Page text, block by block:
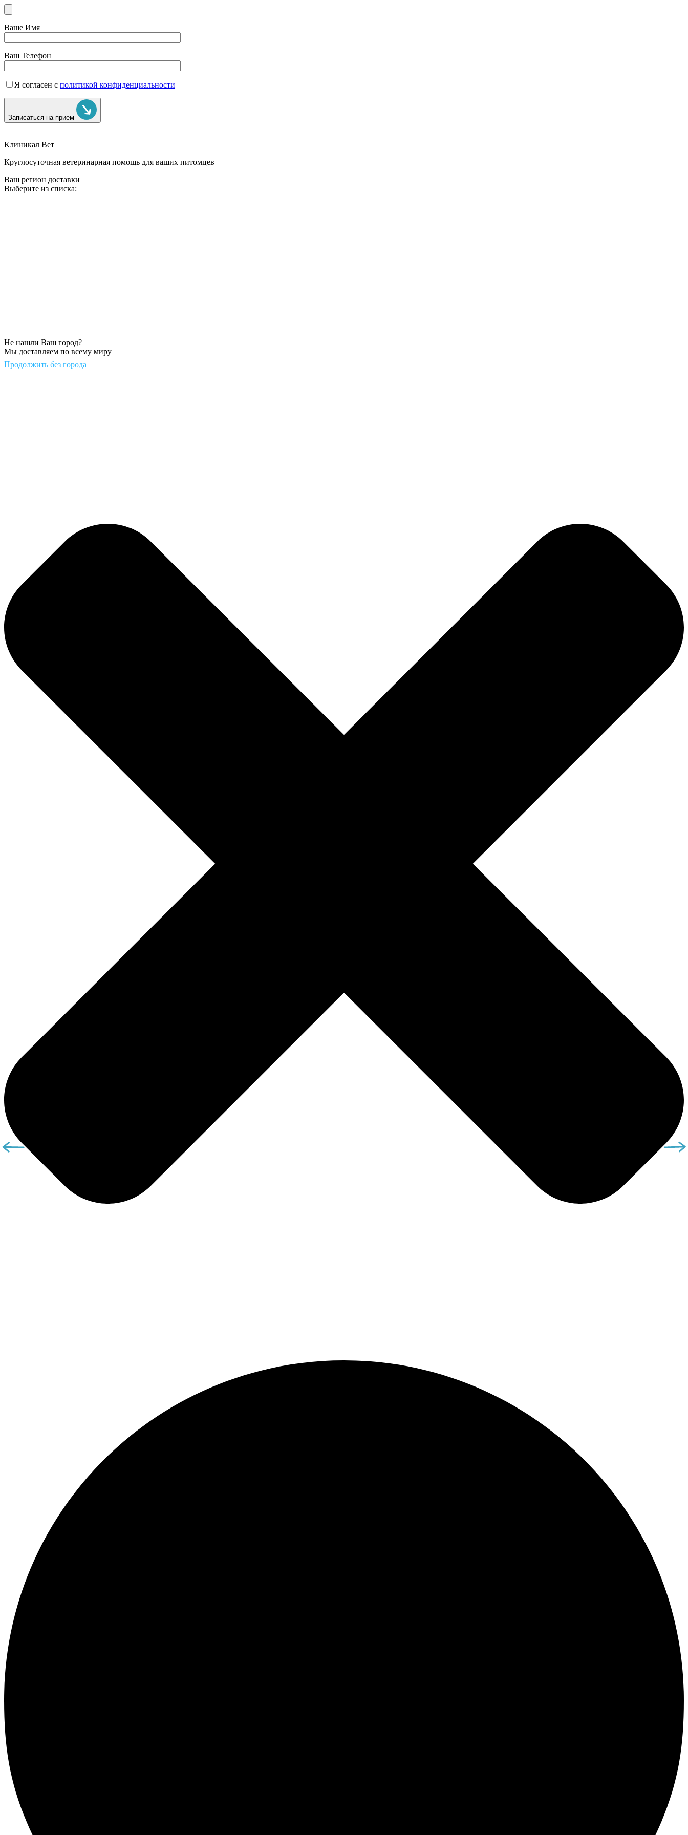
Ваше Имя
Ваш Телефон
Я согласен с политикой конфиденциальности
Записаться на прием
Клиникал Вет
Круглосуточная ветеринарная помощь для ваших питомцев
Ваш регион доставки
Выберите из списка:
Не нашли Ваш город?
Мы доставляем по всему миру
Продолжить без города